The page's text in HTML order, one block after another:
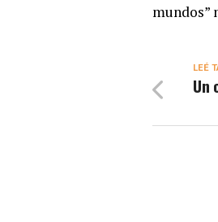
mundos”
LEÉ
Un